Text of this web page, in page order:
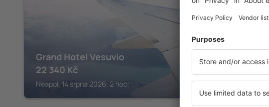
Grand Hotel Vesuvio
22 340 Kč
Neapol, 14 srpna 2026, 2 noci